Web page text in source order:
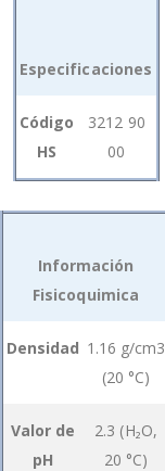
product
Especificaciones
Código
HS
3212 90
00
Información
Fisicoquimica
Densidad 1.16 g/cm3
(20 °C)
Valor de
pH
2.3 (H₂O,
20 °C)